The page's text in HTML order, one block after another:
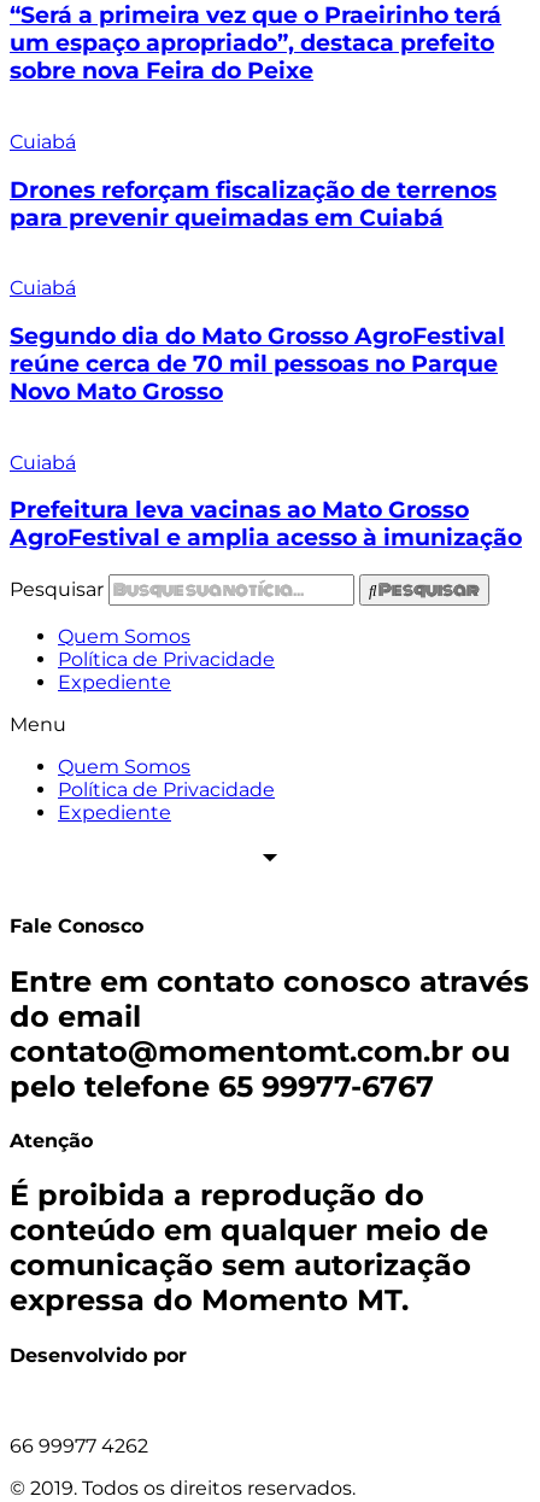
“Será a primeira vez que o Praeirinho terá
um espaço apropriado”, destaca prefeito
sobre nova Feira do Peixe
Cuiabá
Drones reforçam fiscalização de terrenos
para prevenir queimadas em Cuiabá
Cuiabá
Segundo dia do Mato Grosso AgroFestival
reúne cerca de 70 mil pessoas no Parque
Novo Mato Grosso
Cuiabá
Prefeitura leva vacinas ao Mato Grosso
AgroFestival e amplia acesso à imunização
Pesquisar Pesquisar
Quem Somos
Política de Privacidade
Expediente
Menu
Quem Somos
Política de Privacidade
Expediente
Fale Conosco
Entre em contato conosco através
do email
contato@momentomt.com.br ou
pelo telefone 65 99977-6767
Atenção
É proibida a reprodução do
conteúdo em qualquer meio de
comunicação sem autorização
expressa do Momento MT.
Desenvolvido por
66 99977 4262
© 2019. Todos os direitos reservados.